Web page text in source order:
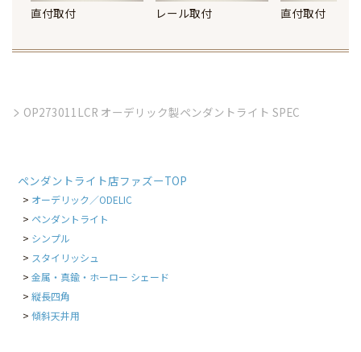
直付取付 レール取付 直付取付
OP273011LCR オーデリック製ペンダントライト SPEC
ペンダントライト店ファズーTOP
オーデリック／ODELIC
ペンダントライト
シンプル
スタイリッシュ
金属・真鍮・ホーロー シェード
縦長四角
傾斜天井用